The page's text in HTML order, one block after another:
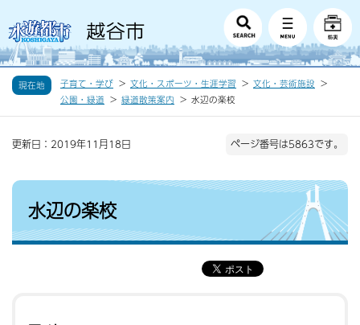
現在地 子育て・学び 文化・スポーツ・生涯学習
文化・芸術施設
公園・緑道
緑道散策案内 水辺の楽校
更新日：2019年11月18日 ページ番号は5863です。
水辺の楽校